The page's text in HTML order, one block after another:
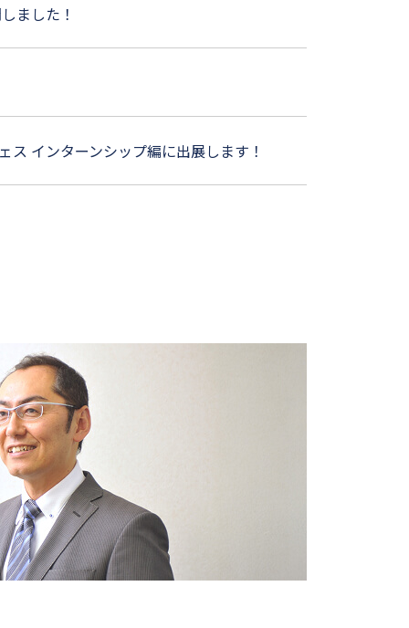
ました！
インターンシップ編に出展します！